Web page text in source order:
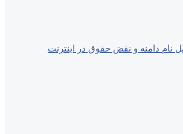
نام دامنه و نقض حقوق در اینترنت